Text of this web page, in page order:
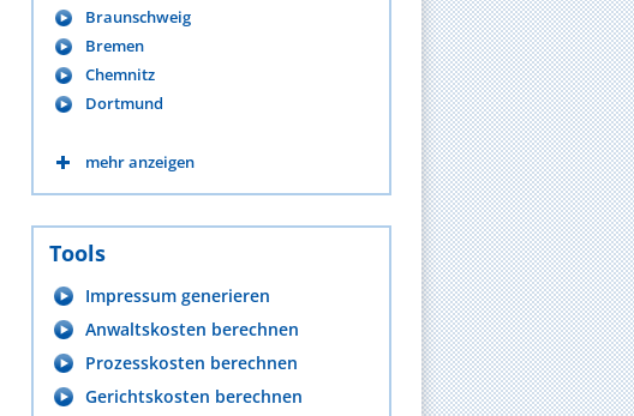
Braunschweig
Bremen
Chemnitz
Dortmund
mehr anzeigen
Tools
Impressum generieren
Anwaltskosten berechnen
Prozesskosten berechnen
Gerichtskosten berechnen